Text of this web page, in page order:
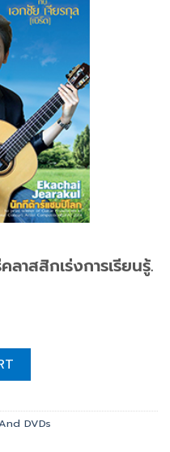
to
wishlist
าสสิกเร่งการเรียนรู้.
ร่งการเรียนรู้. VOL.3)
DVDs